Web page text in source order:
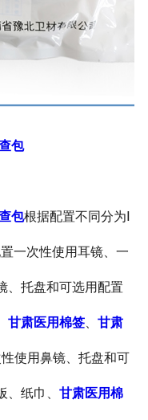
用手套
护用品
他卫材
包
包根据配置不同分为Ⅰ
一次性使用耳镜、一
、托盘和可选用配置
甘肃医用棉签、 甘肃
使用鼻镜、托盘和可
纸巾、 甘肃医用棉